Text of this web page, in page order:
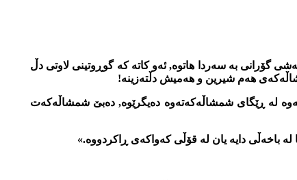
گۆرانی به‌ سه‌ردا هاتوه, ئه‌و كاته‌ كه‌ گوڕوتینی لاوتی دڵ
هه‌م شیرین و هه‌میش دڵته‌زینه‌!
له‌ ڕێگای شمشاڵه‌كه‌ته‌وه ده‌یگرێوه‌, ده‌بێ شمشاڵه‌كه‌ت
باخه‌ڵی دایه یان له‌ قۆڵی كه‌واكه‌ی ڕاكردووه‌.»